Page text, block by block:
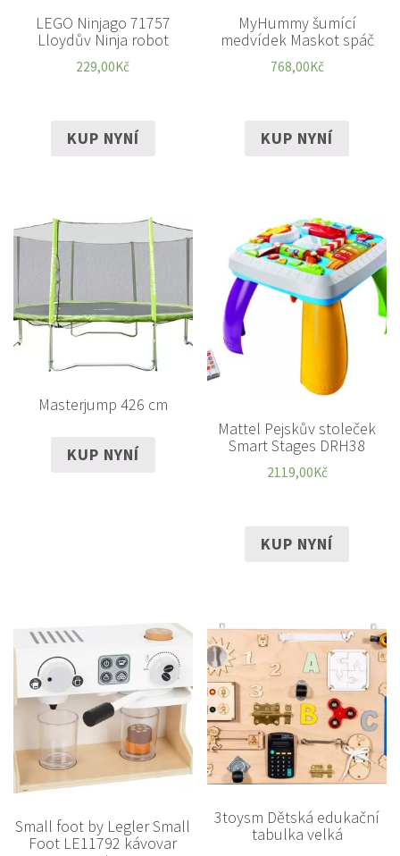
LEGO Ninjago 71757
Lloydův Ninja robot
229,00Kč
KUP NYNÍ
MyHummy šumící
medvídek Maskot spáč
768,00Kč
KUP NYNÍ
Masterjump 426 cm
KUP NYNÍ
Mattel Pejskův stoleček
Smart Stages DRH38
2119,00Kč
KUP NYNÍ
Small foot by Legler Small
Foot LE11792 kávovar
3toysm Dětská edukační
tabulka velká